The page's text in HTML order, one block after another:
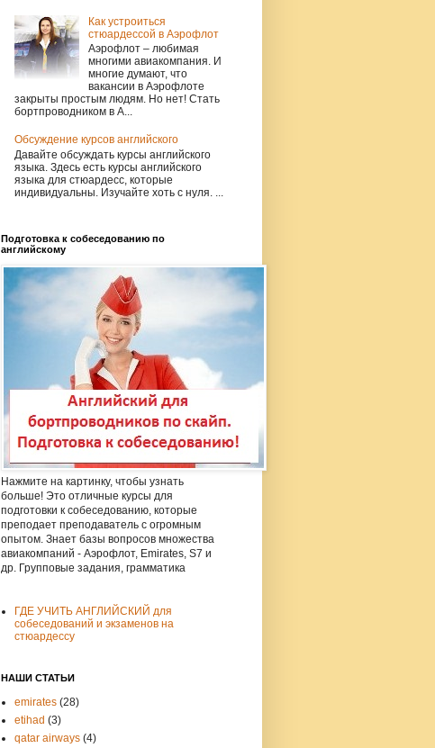
Как устроиться
стюардессой в Аэрофлот
Аэрофлот – любимая
многими авиакомпания. И
многие думают, что
вакансии в Аэрофлоте
закрыты простым людям. Но нет! Стать
бортпроводником в А...
Обсуждение курсов английского
Давайте обсуждать курсы английского
языка. Здесь есть курсы английского
языка для стюардесс, которые
индивидуальны. Изучайте хоть с нуля. ...
Подготовка к собеседованию по
английскому
Нажмите на картинку, чтобы узнать
больше! Это отличные курсы для
подготовки к собеседованию, которые
преподает преподаватель с огромным
опытом. Знает базы вопросов множества
авиакомпаний - Аэрофлот, Emirates, S7 и
др. Групповые задания, грамматика
ГДЕ УЧИТЬ АНГЛИЙСКИЙ для
собеседований и экзаменов на
стюардессу
НАШИ СТАТЬИ
emirates (28)
etihad (3)
qatar airways (4)